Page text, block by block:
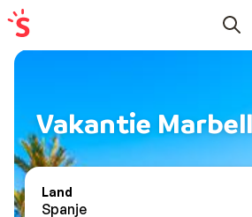
Vakantie
Land
Spanje